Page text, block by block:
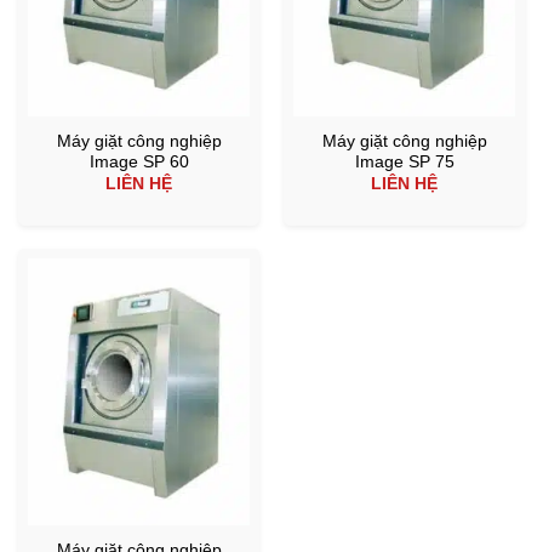
Máy giặt công nghiệp
Image SP 60
LIÊN HỆ
Máy giặt công nghiệp
Image SP 75
LIÊN HỆ